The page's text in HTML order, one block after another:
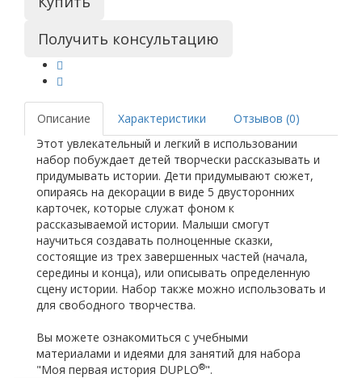
Описание Характеристики
Отзывов (0)
Этот увлекательный и легкий в использовании
набор побуждает детей творчески рассказывать и
придумывать истории. Дети придумывают сюжет,
опираясь на декорации в виде 5 двусторонних
карточек, которые служат фоном к
рассказываемой истории. Малыши смогут
научиться создавать полноценные сказки,
состоящие из трех завершенных частей (начала,
середины и конца), или описывать определенную
сцену истории. Набор также можно использовать и
для свободного творчества.
Вы можете ознакомиться с учебными
материалами и идеями для занятий для набора
"Моя первая история DUPLO®".